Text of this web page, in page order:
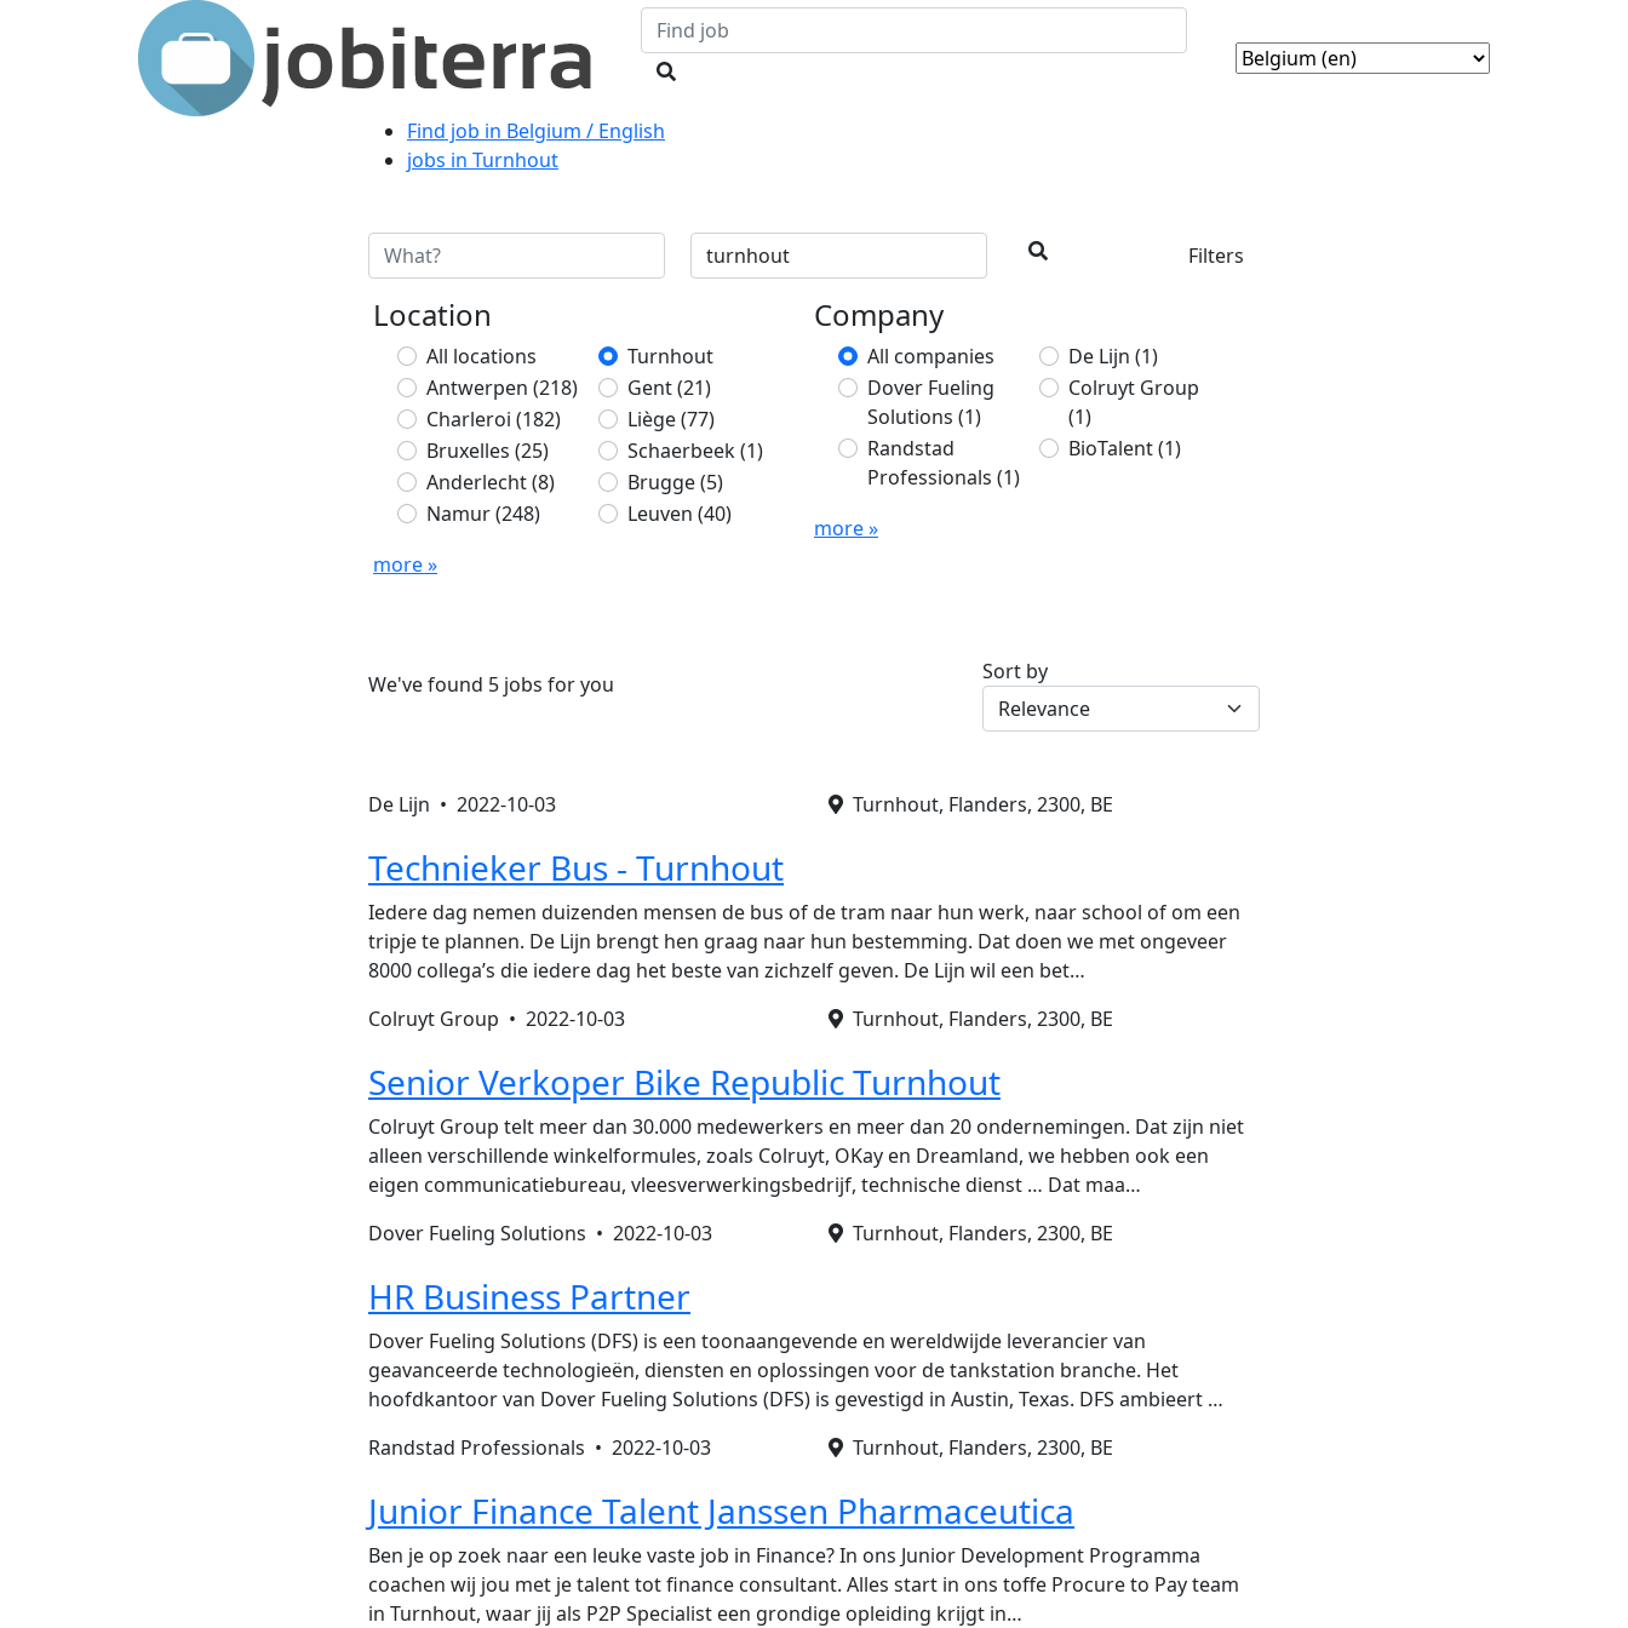
Find job in Belgium / English
jobs in Turnhout
Filters
Location
All locations
Turnhout
Antwerpen (218) Gent(21)
Charleroi (182) Liège(77)
Bruxelles (25) Schaerbeek(1)
Anderlecht(8) Brugge(5)
Namur(248) Leuven (40)
more »
Company
All companies De Lijn (1)
Dover Fueling
Solutions (1)
Colruyt Group
(1)
Randstad
Professionals (1)
BioTalent(1)
more »
We've found 5 jobs for you Sort by
De Lijn • 2022-10-03 Turnhout, Flanders, 2300, BE
Technieker Bus - Turnhout
Iedere dag nemen duizenden mensen de bus of de tram naar hun werk, naar school of om een
tripje te plannen. De Lijn brengt hen graag naar hun bestemming. Dat doen we met ongeveer
8000 collega’s die iedere dag het beste van zichzelf geven. De Lijn wil een bet…
Colruyt Group • 2022-10-03 Turnhout, Flanders, 2300, BE
Senior Verkoper Bike Republic Turnhout
Colruyt Group telt meer dan 30.000 medewerkers en meer dan 20 ondernemingen. Dat zijn niet
alleen verschillende winkelformules, zoals Colruyt, OKay en Dreamland, we hebben ook een
eigen communicatiebureau, vleesverwerkingsbedrijf, technische dienst … Dat maa…
Dover Fueling Solutions • 2022-10-03 Turnhout, Flanders, 2300, BE
HR Business Partner
Dover Fueling Solutions (DFS) is een toonaangevende en wereldwijde leverancier van
geavanceerde technologieën, diensten en oplossingen voor de tankstation branche. Het
hoofdkantoor van Dover Fueling Solutions (DFS) is gevestigd in Austin, Texas. DFS ambieert …
Randstad Professionals • 2022-10-03 Turnhout, Flanders, 2300, BE
Junior Finance Talent Janssen Pharmaceutica
Ben je op zoek naar een leuke vaste job in Finance? In ons Junior Development Programma
coachen wij jou met je talent tot finance consultant. Alles start in ons toffe Procure to Pay team
in Turnhout, waar jij als P2P Specialist een grondige opleiding krijgt in…